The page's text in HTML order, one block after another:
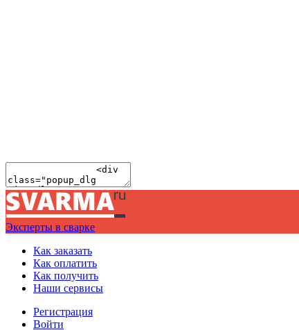
Эксперты в сварке
Как заказать
Как оплатить
Как получить
Наши сервисы
Регистрация
Войти